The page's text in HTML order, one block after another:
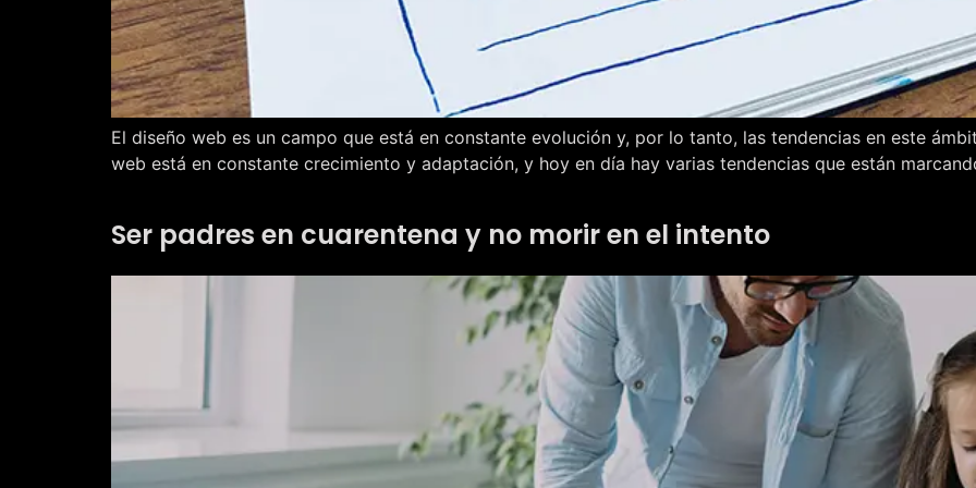
El diseño web es un campo que está en constante evolución y, por lo tanto, las tendencias en este
web está en constante crecimiento y adaptación, y hoy en día hay varias tendencias que están
Ser padres en cuarentena y no morir en el intento